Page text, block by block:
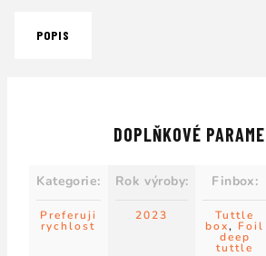
POPIS
DOPLŇKOVÉ
Kategorie:
Preferuji
rychlost
Rok výroby:
2023
Finbox:
Tuttle
box, Foil
deep
tuttle